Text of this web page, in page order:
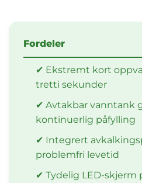
Fordeler
✔ Ekstremt kort
tretti sekunder
✔ Avtakbar vanntank
kontinuerlig påfylling
✔ Integrert
problemfri levetid
✔ Tydelig LED-